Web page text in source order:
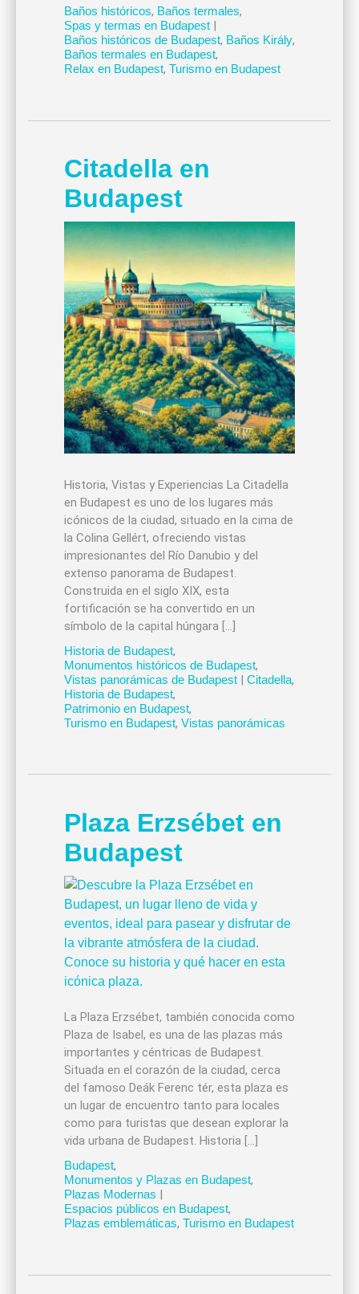
Baños históricos, Baños termales,
Spas y termas en Budapest|
Baños históricos de Budapest, Baños Király,
Baños termales en Budapest,
Relax en Budapest, Turismo en Budapest
Citadella en
Budapest
Historia, Vistas y Experiencias La Citadella
en Budapest es uno de los lugares más
icónicos de la ciudad, situado en la cima de
la Colina Gellért, ofreciendo vistas
impresionantes del Río Danubio y del
extenso panorama de Budapest.
Construida en el siglo XIX, esta
fortificación se ha convertido en un
símbolo de la capital húngara […]
Historia de Budapest,
Monumentos históricos de Budapest,
Vistas panorámicas de Budapest| Citadella,
Historia de Budapest,
Patrimonio en Budapest,
Turismo en Budapest, Vistas panorámicas
Plaza Erzsébet en
Budapest
La Plaza Erzsébet, también conocida como
Plaza de Isabel, es una de las plazas más
importantes y céntricas de Budapest.
Situada en el corazón de la ciudad, cerca
del famoso Deák Ferenc tér, esta plaza es
un lugar de encuentro tanto para locales
como para turistas que desean explorar la
vida urbana de Budapest. Historia […]
Budapest,
Monumentos y Plazas en Budapest,
Plazas Modernas |
Espacios públicos en Budapest,
Plazas emblemáticas, Turismo en Budapest